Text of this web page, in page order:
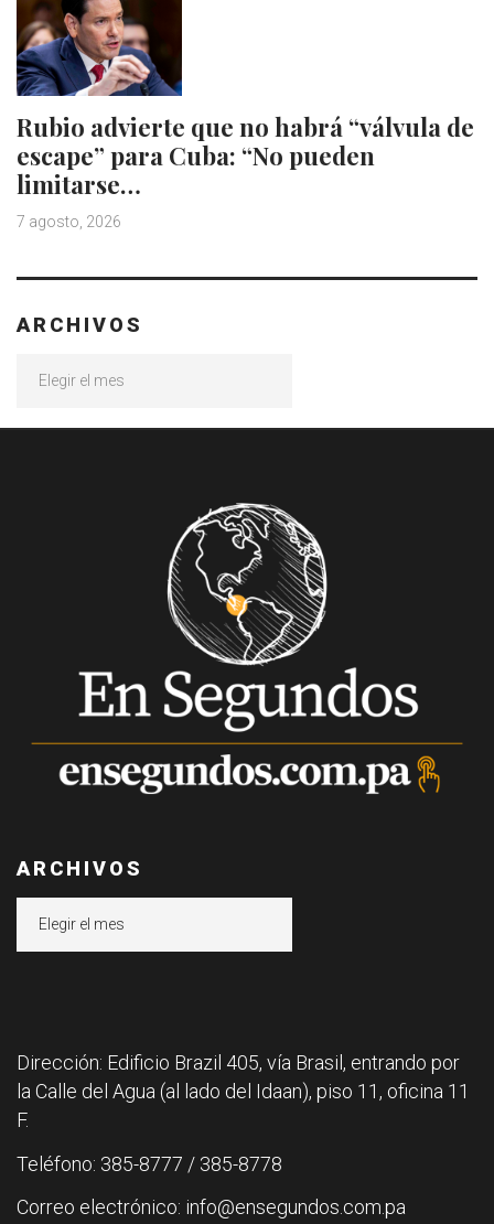
Rubio advierte que no habrá “válvula de
escape” para Cuba: “No pueden
limitarse…
7 agosto, 2026
ARCHIVOS
ARCHIVOS
Dirección: Edificio Brazil 405, vía Brasil, entrando por
la Calle del Agua (al lado del Idaan), piso 11, oficina 11
F.
Teléfono: 385-8777 / 385-8778
Correo electrónico: info@ensegundos.com.pa